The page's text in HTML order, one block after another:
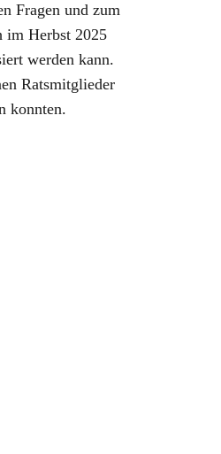
Fragen und zum
im Herbst 2025
werden kann.
Ratsmitglieder
konnten.